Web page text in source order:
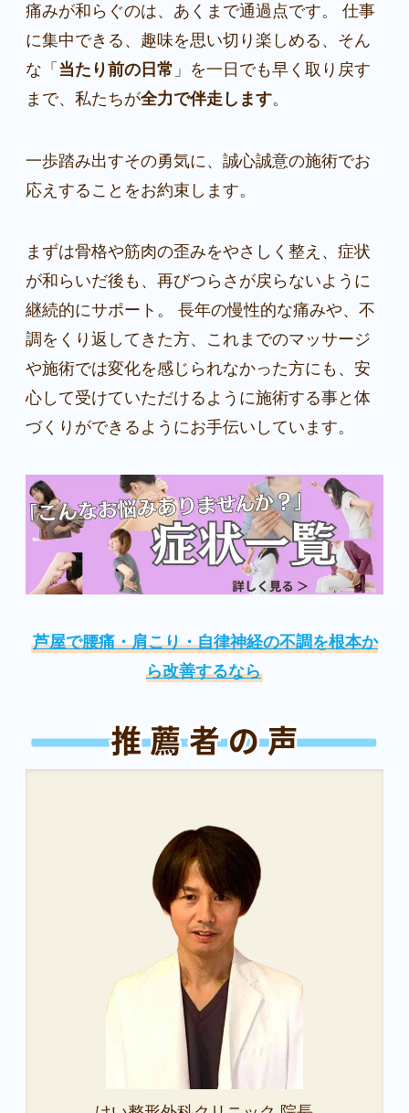
痛みが和らぐのは、あくまで通過点です。 仕事
に集中できる、趣味を思い切り楽しめる、そん
な「 当たり前の日常 」を一日でも早く取り戻す
まで、私たちが全力で伴走します。
一歩踏み出すその勇気に、誠心誠意の施術でお
応えすることをお約束します。
まずは骨格や筋肉の歪みをやさしく整え、症状
が和らいだ後も、再びつらさが戻らないように
継続的にサポート。 長年の慢性的な痛みや、不
調をくり返してきた方、これまでのマッサージ
や施術では変化を感じられなかった方にも、安
心して受けていただけるように施術する事と体
づくりができるようにお手伝いしています。
芦屋で腰痛・肩こり・自律神経の不調を根本か
ら改善するなら